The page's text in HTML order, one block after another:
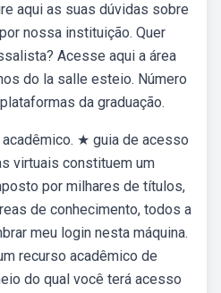
aqui as suas dúvidas sobre
nossa instituição. Quer
Acesse aqui a área
do la salle esteio. Número
da graduação.
★ guia de acesso
virtuais constituem um
por milhares de títulos,
de conhecimento, todos a
meu login nesta máquina.
recurso acadêmico de
do qual você terá acesso